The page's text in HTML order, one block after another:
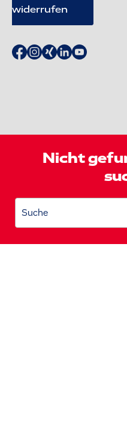
widerrufen
Nicht
Suche